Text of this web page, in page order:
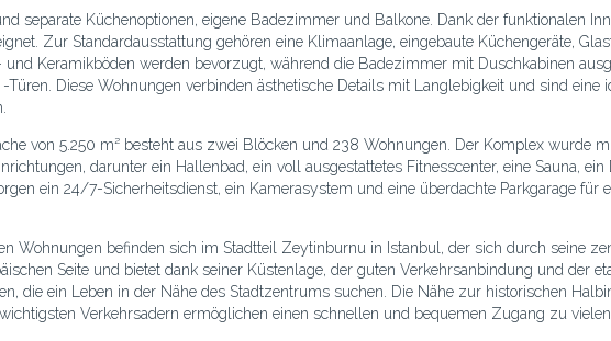
separate Küchenoptionen, eigene Badezimmer und Balkone. Dank der funktionalen
Zur Standardausstattung gehören eine Klimaanlage, eingebaute Küchengeräte,
und Keramikböden werden bevorzugt, während die Badezimmer mit Duschkabinen
Türen. Diese Wohnungen verbinden ästhetische Details mit Langlebigkeit und sind
von 5.250 m² besteht aus zwei Blöcken und 238 Wohnungen. Der Komplex wurde
darunter ein Hallenbad, ein voll ausgestattetes Fitnesscenter, eine Sauna,
ein 24/7-Sicherheitsdienst, ein Kamerasystem und eine überdachte Parkgarage
Wohnungen befinden sich im Stadtteil Zeytinburnu in Istanbul, der sich durch seine
Seite und bietet dank seiner Küstenlage, der guten Verkehrsanbindung und der
die ein Leben in der Nähe des Stadtzentrums suchen. Die Nähe zur historischen
Verkehrsadern ermöglichen einen schnellen und bequemen Zugang zu vielen